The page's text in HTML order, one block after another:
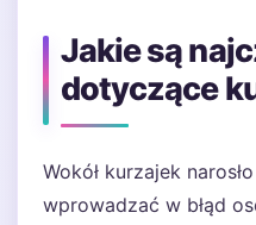
Jakie są
dotyczące
Wokół kurzajek
wprowadzać w błąd